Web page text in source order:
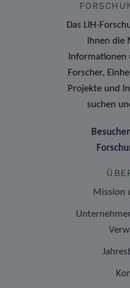
Das LIH-
Ihnen die
Informationen
Forscher,
Projekte und
suchen
Mission